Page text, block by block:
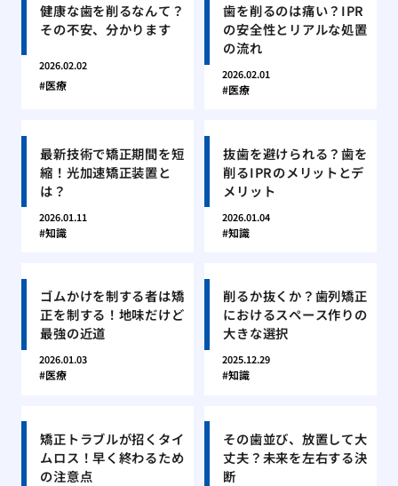
健康な歯を削るなんて？
その不安、分かります
2026.02.02
医療
歯を削るのは痛い？IPR
の安全性とリアルな処置
の流れ
2026.02.01
医療
最新技術で矯正期間を短
縮！光加速矯正装置と
は？
2026.01.11
知識
抜歯を避けられる？歯を
削るIPRのメリットとデ
メリット
2026.01.04
知識
ゴムかけを制する者は矯
正を制する！地味だけど
最強の近道
2026.01.03
医療
削るか抜くか？歯列矯正
におけるスペース作りの
大きな選択
2025.12.29
知識
矯正トラブルが招くタイ
ムロス！早く終わるため
の注意点
その歯並び、放置して大
丈夫？未来を左右する決
断